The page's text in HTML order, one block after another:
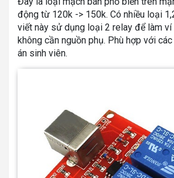
động từ 120k -> 150k. Có nhiều loại
viết này sử dụng loại 2 relay để làm
không cần nguồn phụ. Phù hợp với
án sinh viên.